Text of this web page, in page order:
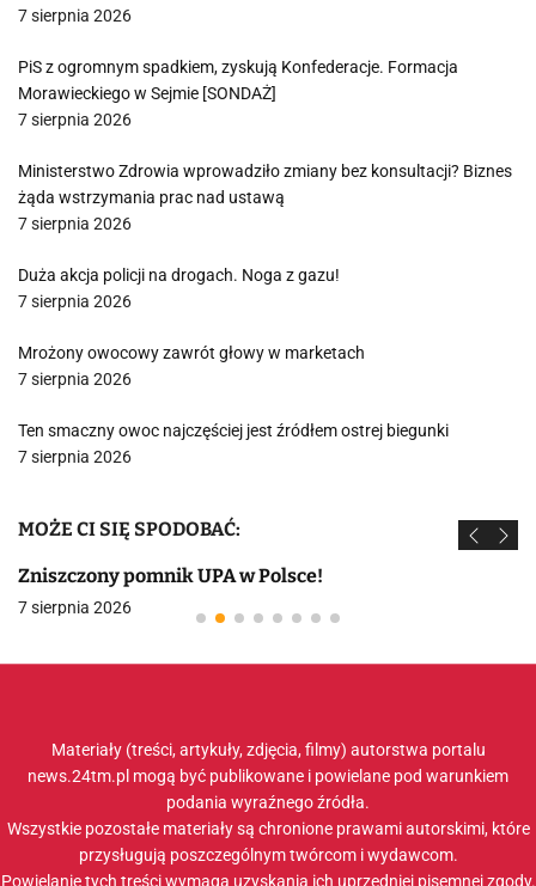
7 sierpnia 2026
PiS z ogromnym spadkiem, zyskują Konfederacje. Formacja
Morawieckiego w Sejmie [SONDAŻ]
7 sierpnia 2026
Ministerstwo Zdrowia wprowadziło zmiany bez konsultacji? Biznes
żąda wstrzymania prac nad ustawą
7 sierpnia 2026
Duża akcja policji na drogach. Noga z gazu!
7 sierpnia 2026
Mrożony owocowy zawrót głowy w marketach
7 sierpnia 2026
Ten smaczny owoc najczęściej jest źródłem ostrej biegunki
7 sierpnia 2026
MOŻE CI SIĘ SPODOBAĆ:
Zniszczony pomnik UPA w Polsce!
7 sierpnia 2026
Materiały (treści, artykuły, zdjęcia, filmy) autorstwa portalu
news.24tm.pl mogą być publikowane i powielane pod warunkiem
podania wyraźnego źródła.
Wszystkie pozostałe materiały są chronione prawami autorskimi, które
przysługują poszczególnym twórcom i wydawcom.
Powielanie tych treści wymaga uzyskania ich uprzedniej pisemnej zgody.